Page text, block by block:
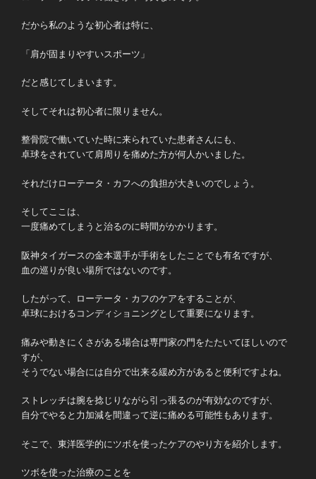
だから私のような初心者は特に、
「肩が固まりやすいスポーツ」
だと感じてしまいます。
そしてそれは初心者に限りません。
整骨院で働いていた時に来られていた患者さんにも、
卓球をされていて肩周りを痛めた方が何人かいました。
それだけローテータ・カフへの負担が大きいのでしょう。
そしてここは、
一度痛めてしまうと治るのに時間がかかります。
阪神タイガースの金本選手が手術をしたことでも有名ですが、
血の巡りが良い場所ではないのです。
したがって、ローテータ・カフのケアをすることが、
卓球におけるコンディショニングとして重要になります。
痛みや動きにくさがある場合は専門家の門をたたいてほしいので
すが、
そうでない場合には自分で出来る緩め方があると便利ですよね。
ストレッチは腕を捻じりながら引っ張るのが有効なのですが、
自分でやると力加減を間違って逆に痛める可能性もあります。
そこで、東洋医学的にツボを使ったケアのやり方を紹介します。
ツボを使った治療のことを